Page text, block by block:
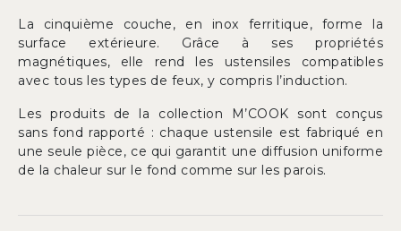
La cinquième couche, en inox ferritique, forme la
surface extérieure. Grâce à ses propriétés
magnétiques, elle rend les ustensiles compatibles
avec tous les types de feux, y compris l’induction.
Les produits de la collection M’COOK sont conçus
sans fond rapporté : chaque ustensile est fabriqué en
une seule pièce, ce qui garantit une diffusion uniforme
de la chaleur sur le fond comme sur les parois.